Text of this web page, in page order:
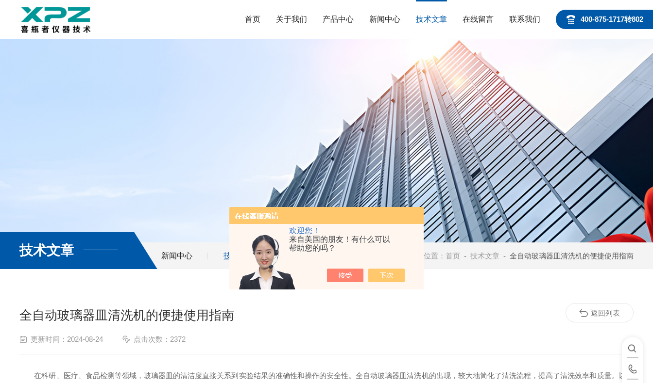
欢迎您！
来自美国的朋友！有什么可以
帮助您的吗？
400-875-1717转802
首页 关于我们 产品中心 新闻中心 技术文章 在线留言 联系我们
技术文章 新闻中心 技术文章 当前位置： 首页 - 技术文章 - 全自动玻璃器皿清洗机的便捷使用指南
全自动玻璃器皿清洗机的便捷使用指南
更新时间：2024-08-24 点击次数：2372
在科研、医疗、食品检测等领域，玻璃器皿的清洁度直接关系到实验结果的准确性和操作的安全性。全自动玻璃器皿清洗机的出现，较大地简化了清洗流程，提高了清洗效率和质量。以下
返回列表